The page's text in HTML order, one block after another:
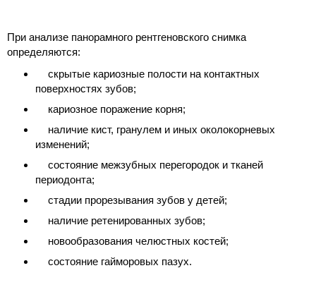
При анализе панорамного рентгеновского снимка
определяются:
скрытые кариозные полости на контактных
поверхностях зубов;⠀
кариозное поражение корня;
наличие кист, гранулем и иных околокорневых
изменений;⠀
состояние межзубных перегородок и тканей
периодонта;⠀
стадии прорезывания зубов у детей;⠀
наличие ретенированных зубов;⠀
новообразования челюстных костей;⠀
состояние гайморовых пазух.